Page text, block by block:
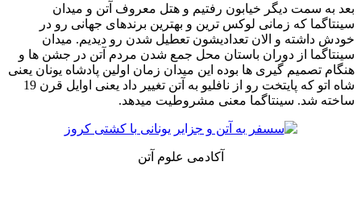
بعد به سمت دیگر خیابون رفتیم و هتل معروف آتن و میدان
سینتاگما که زمانی لوکس ترین و بهترین برندهای جهانی رو در
خودش داشته و الان تعدادیشون تعطیل شدن رو دیدیم. میدان
سینتاگما از دوران باستان محل جمع شدن مردم آتن در جشن ها و
هنگام تصمیم گیری ها بوده این میدان زمان اولین پادشاه یونان یعنی
شاه اتو که پایتخت رو از نافلیو به آتن تغییر داد یعنی اوایل قرن 19
ساخته شد. سینتاگما معنی مشروطیت میدهد.
آکادمی علوم آتن